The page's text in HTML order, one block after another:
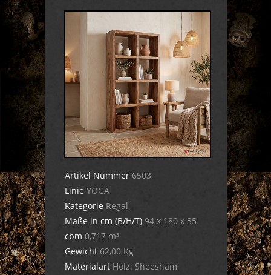
Artikel Nummer 6503
Linie YOGA
Kategorie Regal
Maße in cm (B/H/T) 94 x 180 x 35
cbm 0,717 m³
Gewicht 62,00 Kg
Materialart Holz: Sheesham